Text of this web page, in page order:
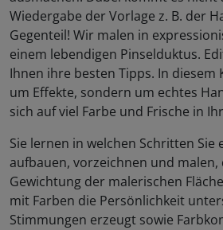
Wiedergabe der Vorlage z. B. der
Gegenteil! Wir malen in
einem lebendigen Pinselduktus.
Ihnen ihre besten Tipps. In diesem
um Effekte, sondern um echtes
sich auf viel Farbe und Frische in
Sie lernen in welchen Schritten Sie
aufbauen, vorzeichnen und
Gewichtung der malerischen
mit Farben die Persönlichkeit
Stimmungen erzeugt sowie